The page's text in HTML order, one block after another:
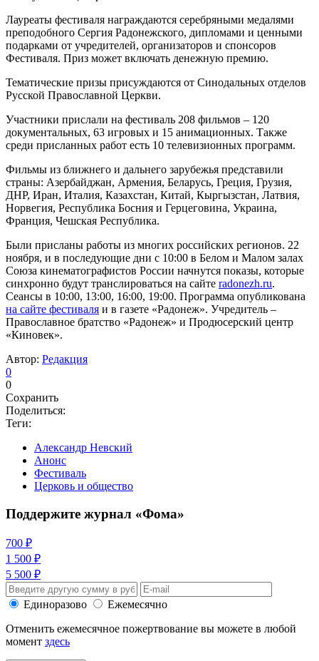
Лауреаты фестиваля награждаются серебряными медалями
преподобного Сергия Радонежского, дипломами и ценными
подарками от учредителей, организаторов и спонсоров
Фестиваля. Приз может включать денежную премию.
Тематические призы присуждаются от Синодальных отделов
Русской Православной Церкви.
Участники прислали на фестиваль 208 фильмов – 120
документальных, 63 игровых и 15 анимационных. Также
среди присланных работ есть 10 телевизионных программ.
Фильмы из ближнего и дальнего зарубежья представили
страны: Азербайджан, Армения, Беларусь, Греция, Грузия,
ДНР, Иран, Италия, Казахстан, Китай, Кыргызстан, Латвия,
Норвегия, Республика Босния и Герцеговина, Украина,
Франция, Чешская Республика.
Были присланы работы из многих российских регионов. 22
ноября, и в последующие дни с 10:00 в Белом и Малом залах
Союза кинематографистов России начнутся показы, которые
синхронно будут транслироваться на сайте radonezh.ru.
Сеансы в 10:00, 13:00, 16:00, 19:00. Программа опубликована
на сайте фестиваля и в газете «Радонеж». Учредитель –
Православное братство «Радонеж» и Продюсерский центр
«Киновек».
Автор: Редакция
0
0
Сохранить
Поделиться:
Теги:
Александр Невский
Анонс
Фестиваль
Церковь и общество
Поддержите журнал «Фома»
700 ₽
1 500 ₽
5 500 ₽
Единоразово
Ежемесячно
Отменить ежемесячное пожертвование вы можете в любой
момент здесь